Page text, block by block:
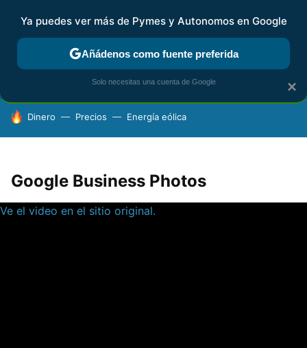
FISCALIDAD Y CONTABILIDAD KIT DIGITAL RENTA
HOY SE HABLA DE
Dinero Precios Energía eólica
Google Business Photos
Ve el video en el sitio original.
×
Ya puedes ver más de Pymes y Autonomos en Google
Añádenos como fuente preferida
Solo necesitas una cuenta de Google